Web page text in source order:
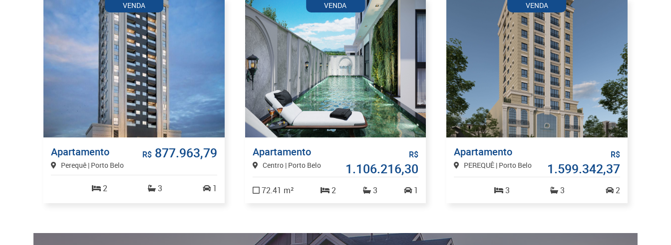
VENDA
Apartamento
Perequê | Porto Belo
R$ 877.963,79
2 3 1
VENDA
Apartamento
Centro | Porto Belo
R$
1.106.216,30
72.41 m² 2 3 1
VENDA
Apartamento
PEREQUÊ | Porto Belo
R$
1.599.342,37
3 3 2